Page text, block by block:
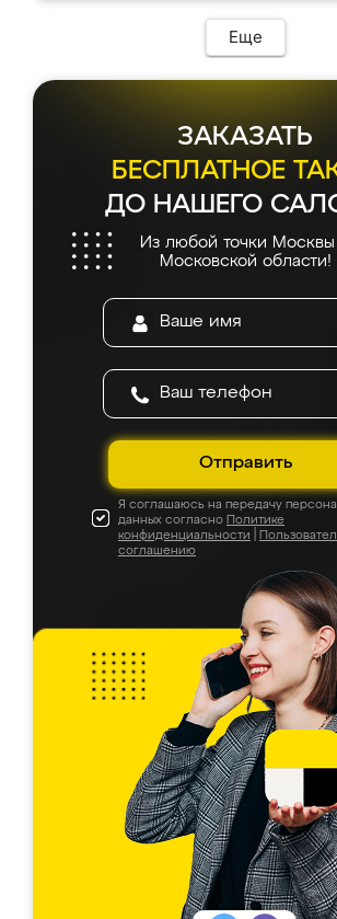
мебель сразу встала на свое
каких-либо доработок.
довольна, все выглядит так,
Еще
ЗАКАЗАТЬ
БЕСПЛАТНОЕ
ДО НАШЕГО
Из любой точки Москвы
Московской области!
Отправить
Я соглашаюсь на передачу
данных согласно Политике
конфиденциальности
соглашению